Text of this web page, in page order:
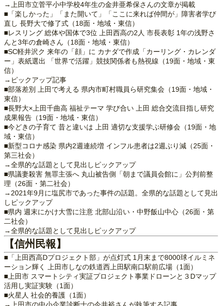
→上田市立菅平小中学校4年生の金井亜希保さんの文章が掲載
■「楽しかった」「また開いて」「ここに来れば仲間が」障害者学び
直し 長野大で修了式（18面・地域・東信）
■レスリング 総体や国体で3位 上田西高の2人 市長表彰 1年の浅野さ
んと3年の倉崎さん（18面・地域・東信）
■SC軽井沢ク 来年の「顔」に カナダで作成「カーリング・カレンダ
ー」表紙選出 「世界で活躍」競技関係者も熱視線（19面・地域・東
信）
→ピックアップ記事
■部落差別 上田で考える 県内市町村職員ら研究集会（19面・地域・
東信）
■長野大×上田千曲高 福祉テーマ 学び合い 上田 総合交流目指し研究
成果報告（19面・地域・東信）
■今どきの子育て 昔と違いは 上田 適切な支援学ぶ研修会（19面・地
域・東信）
■新型コロナ感染 県内2週連続増 インフル患者は2週ぶり減（25面・
第三社会）
→全県的な話題として見出しピックアップ
■県議妻殺害 無罪主張へ 丸山被告側「朝まで議員会館に」公判前整
理（26面・第二社会）
→2021年9月に塩尻市であった事件の話題。全県的な話題として見出
しピックアップ
■県内 週末にかけ大雪に注意 北部山沿い・中野飯山中心（26面・第
二社会）
→全県的な話題として見出しピックアップ
【信州民報】
■「上田西高Dプロジェクト部」が点灯式 1月末まで8000球イルミネ
ーション輝く 上田市しなの鉄道西上田駅南口駅前広場（1面）
■上田市 スマートシティ実証プロジェクト事業ドローンと３Dマップ
活用し実証実験（1面）
■火星人 社会的養護（1面）